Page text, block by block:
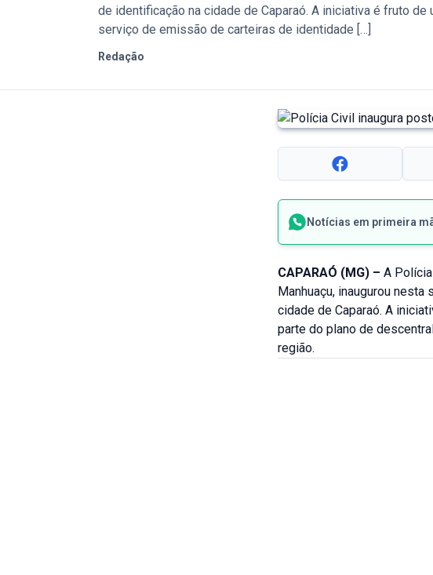
de identificação na cidade de Caparaó. A iniciativa é fruto
serviço de emissão de carteiras de identidade […]
Redação
Notícias em primeira
CAPARAÓ (MG) – A
Manhuaçu, inaugurou
cidade de Caparaó. A
parte do plano de
região.